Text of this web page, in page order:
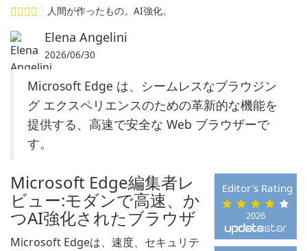
人間が作ったもの。AI強化。
Elena Angelini
2026/06/30
Microsoft Edge は、シームレスなブラウジン
グ エクスペリエンスのための革新的な機能を
提供する、高速で安全な Web ブラウザーで
す。
2026
Editor's Rating
Microsoft Edge編集者レ
ビュー:モダンで高速、か
つAI強化されたブラウザ
Microsoft Edgeは、速度、セキュリテ